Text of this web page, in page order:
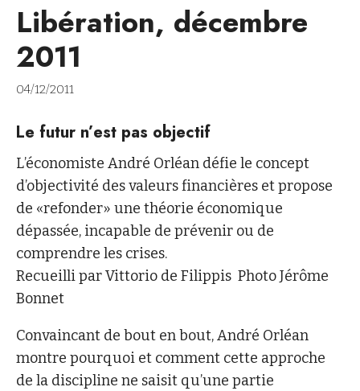
Libération, décembre
2011
04/12/2011
Le futur n’est pas objectif
L’économiste André Orléan défie le concept
d’objectivité des valeurs financières et propose
de «refonder» une théorie économique
dépassée, incapable de prévenir ou de
comprendre les crises.
Recueilli par Vittorio de Filippis Photo Jérôme
Bonnet
Convaincant de bout en bout, André Orléan
montre pourquoi et comment cette approche
de la discipline ne saisit qu’une partie